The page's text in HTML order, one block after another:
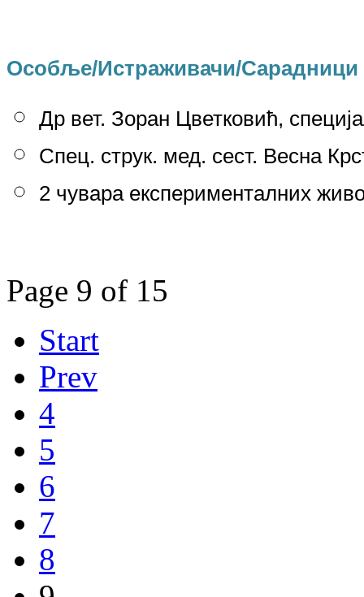
Особље/Истраживачи/Сарадници
Др вет. Зоран Цветковић,
Спец. струк. мед. сест. Весна
2 чувара експерименталних
Page 9 of 15
Start
Prev
4
5
6
7
8